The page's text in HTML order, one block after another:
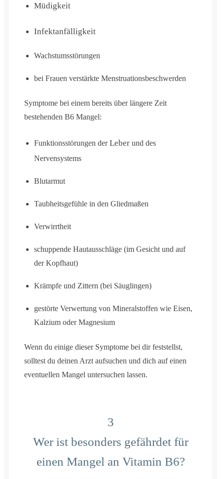
Müdigkeit
Infektanfälligkeit
Wachstumsstörungen
bei Frauen verstärkte Menstruationsbeschwerden
Symptome bei einem bereits über längere Zeit
bestehenden B6 Mangel:
Funktionsstörungen derLeber und des
Nervensystems
Blutarmut
Taubheitsgefühle in den Gliedmaßen
Verwirrtheit
schuppende Hautausschläge (im Gesicht und auf
der Kopfhaut)
Krämpfe und Zittern (bei Säuglingen)
gestörte Verwertung von Mineralstoffen wie Eisen,
Kalzium oder Magnesium
Wenn du einige dieser Symptome bei dir feststellst,
solltest du deinen Arzt aufsuchen und dich auf einen
eventuellen Mangel untersuchen lassen.
3
Wer ist besonders gefährdet für
einen Mangel an Vitamin B6?